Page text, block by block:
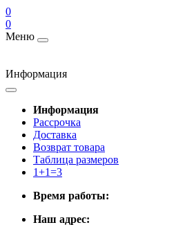
0
0
Меню
Информация
Информация
Рассрочка
Доставка
Возврат товара
Таблица размеров
1+1=3
Время работы:
Наш адрес: